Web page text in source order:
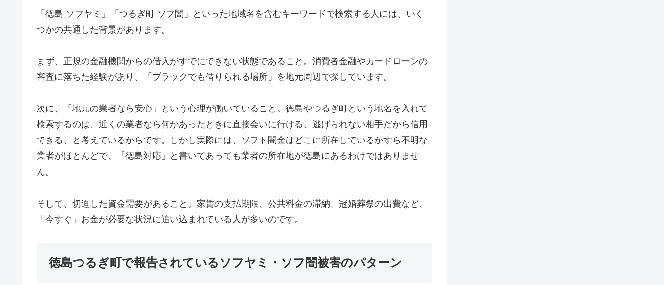
「徳島 ソフヤミ」「つるぎ町 ソフ闇」といった地域名を含むキーワードで検索する人には、いく
つかの共通した背景があります。
まず、正規の金融機関からの借入がすでにできない状態であること。消費者金融やカードローンの
審査に落ちた経験があり、「ブラックでも借りられる場所」を地元周辺で探しています。
次に、「地元の業者なら安心」という心理が働いていること。徳島やつるぎ町という地名を入れて
検索するのは、近くの業者なら何かあったときに直接会いに行ける、逃げられない相手だから信用
できる、と考えているからです。しかし実際には、ソフト闇金はどこに所在しているかすら不明な
業者がほとんどで、「徳島対応」と書いてあっても業者の所在地が徳島にあるわけではありませ
ん。
そして、切迫した資金需要があること。家賃の支払期限、公共料金の滞納、冠婚葬祭の出費など、
「今すぐ」お金が必要な状況に追い込まれている人が多いのです。
徳島つるぎ町で報告されているソフヤミ・ソフ闇被害のパターン